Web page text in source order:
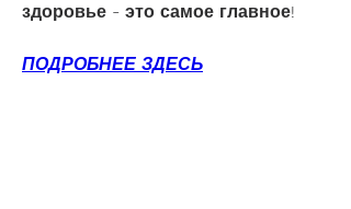
здоровье - это самое главное!
ПОДРОБНЕЕ ЗДЕСЬ